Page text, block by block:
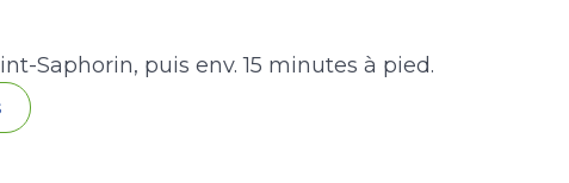
Saphorin, puis env. 15 minutes à pied.